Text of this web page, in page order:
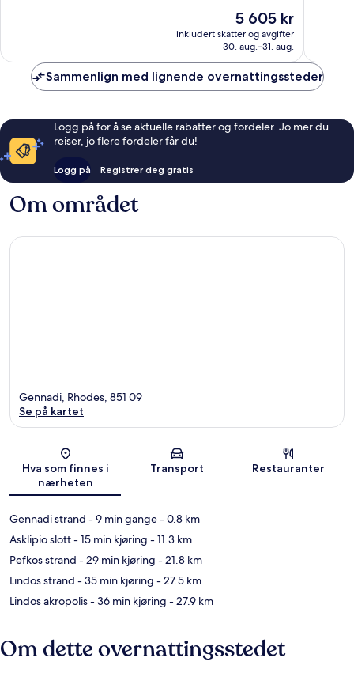
Prisen
er
5 605 kr
5 605 kr
inkludert skatter og avgifter
30. aug.–31. aug.
Sammenlign med lignende overnattingssteder
Logg på for å se aktuelle rabatter og fordeler. Jo mer du
reiser, jo flere fordeler får du!
Logg på Registrer deg gratis
Om området
Kart
Gennadi, Rhodes, 851 09
Se på kartet
Hva som finnes i
nærheten
Transport Restauranter
Gennadi strand - 9 min gange- 0.8 km
Asklipio slott- 15 min kjøring - 11.3 km
Pefkos strand - 29 min kjøring - 21.8 km
Lindos strand - 35 min kjøring - 27.5 km
Lindos akropolis- 36 min kjøring - 27.9 km
Om dette overnattingsstedet